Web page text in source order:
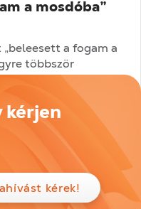
a mosdóba”
a fogam a
többször
parodontitis
Sajnos...
kérjen
kérek!